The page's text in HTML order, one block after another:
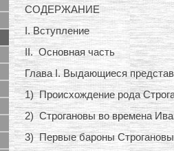
СОДЕРЖАНИЕ
I. Вступление
II. Основная часть
Глава I. Выдающиеся
1) Происхождение рода
2) Строгановы во времена
3) Первые бароны Строгановы